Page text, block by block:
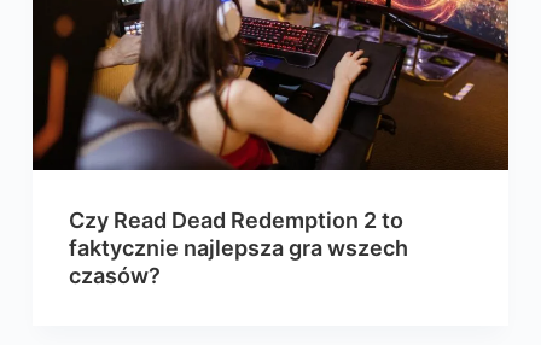
Czy Read Dead Redemption 2 to
faktycznie najlepsza gra wszech
czasów?